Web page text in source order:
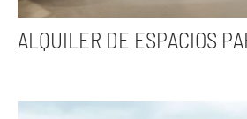
ALQUILER DE ESPACIOS